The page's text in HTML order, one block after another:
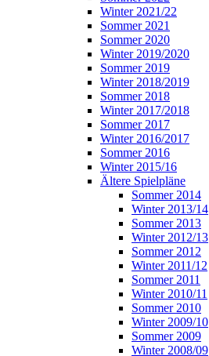
Winter 2021/22
Sommer 2021
Sommer 2020
Winter 2019/2020
Sommer 2019
Winter 2018/2019
Sommer 2018
Winter 2017/2018
Sommer 2017
Winter 2016/2017
Sommer 2016
Winter 2015/16
Ältere Spielpläne
Sommer 2014
Winter 2013/14
Sommer 2013
Winter 2012/13
Sommer 2012
Winter 2011/12
Sommer 2011
Winter 2010/11
Sommer 2010
Winter 2009/10
Sommer 2009
Winter 2008/09